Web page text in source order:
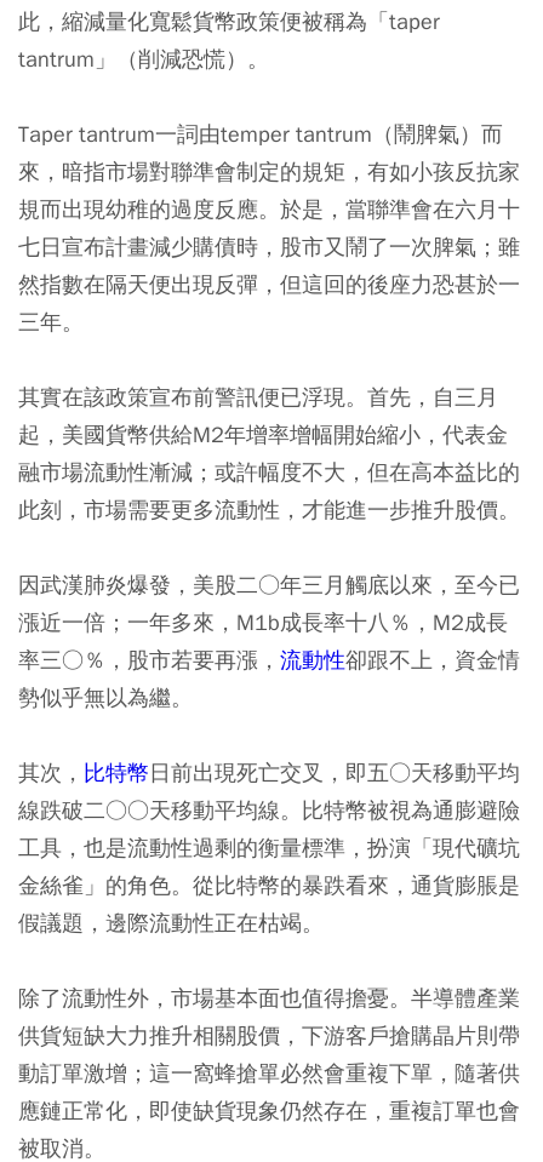
此，縮減量化寬鬆貨幣政策便被稱為「taper
tantrum」（削減恐慌）。
Taper tantrum一詞由temper tantrum（鬧脾氣）而
來，暗指市場對聯準會制定的規矩，有如小孩反抗家
規而出現幼稚的過度反應。於是，當聯準會在六月十
七日宣布計畫減少購債時，股市又鬧了一次脾氣；雖
然指數在隔天便出現反彈，但這回的後座力恐甚於一
三年。
其實在該政策宣布前警訊便已浮現。首先，自三月
起，美國貨幣供給M2年增率增幅開始縮小，代表金
融市場流動性漸減；或許幅度不大，但在高本益比的
此刻，市場需要更多流動性，才能進一步推升股價。
因武漢肺炎爆發，美股二○年三月觸底以來，至今已
漲近一倍；一年多來，M1b成長率十八％，M2成長
率三○％，股市若要再漲， 流動性卻跟不上，資金情
勢似乎無以為繼。
其次， 比特幣日前出現死亡交叉，即五○天移動平均
線跌破二○○天移動平均線。比特幣被視為通膨避險
工具，也是流動性過剩的衡量標準，扮演「現代礦坑
金絲雀」的角色。從比特幣的暴跌看來，通貨膨脹是
假議題，邊際流動性正在枯竭。
除了流動性外，市場基本面也值得擔憂。半導體產業
供貨短缺大力推升相關股價，下游客戶搶購晶片則帶
動訂單激增；這一窩蜂搶單必然會重複下單，隨著供
應鏈正常化，即使缺貨現象仍然存在，重複訂單也會
被取消。